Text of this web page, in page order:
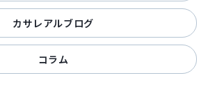
カサレアルブログ
コラム